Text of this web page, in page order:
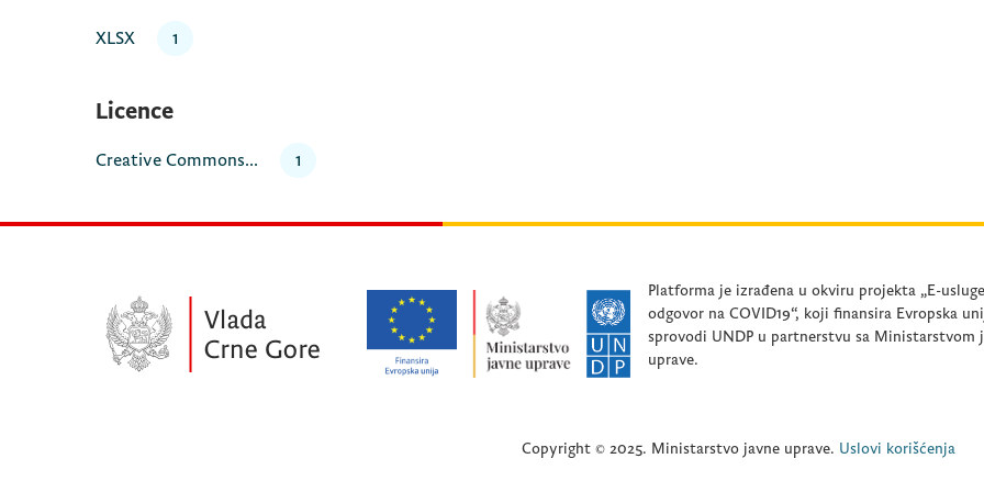
XLSX 1
Licence
Creative Commons... 1
Platforma je izrađena u okviru projekta „E-
odgovor na COVID19“, koji finansira Evropska
sprovodi UNDP u partnerstvu sa Ministarstvom
uprave.
Copyright © 2025. Ministarstvo javne uprave. Uslovi korišćenja